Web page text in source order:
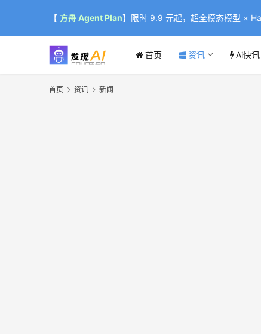
【 方舟 Agent Plan】限时 9.9 元起，超全模态模型 ×
首页 资讯 Ai快讯
首页 资讯 新闻